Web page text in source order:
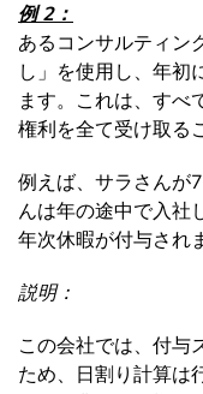
例 2：
あるコンサルティン
し」を使用し、年初
ます。これは、す
権利を全て受け取る
例えば、サラさんが
んは年の途中で入社
年次休暇が付与され
説明：
この会社では、付与
ため、日割り計算は